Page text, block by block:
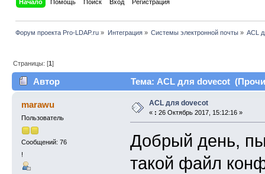
Начало Помощь Поиск Вход Регистрация
Форум проекта Pro-LDAP.ru » Интеграция» Системы электронной почты» ACL
Страницы: [1]
Автор Тема: ACL для dovecot
marawu
Пользователь
Сообщений: 76
!
ACL для dovecot
« : 26 Октябрь 2017, 15:12:16 »
Добрый день,
такой файл